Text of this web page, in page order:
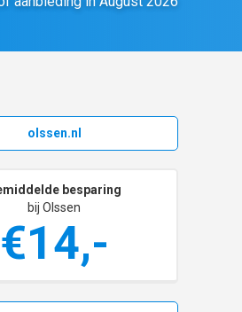
olssen.nl
besparing
bij Olssen
€14,-